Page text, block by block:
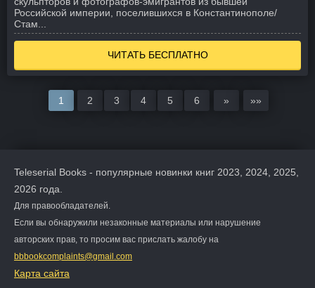
Российской империи, поселившихся в Константинополе/
Стам...
ЧИТАТЬ БЕСПЛАТНО
1 2 3 4 5 6 » »»
Teleserial Books - популярные новинки книг 2023, 2024, 2025,
2026 года.
Для правообладателей.
Если вы обнаружили незаконные материалы или нарушение
авторских прав, то просим вас прислать жалобу на
bbbookcomplaints@gmail.com
Карта сайта